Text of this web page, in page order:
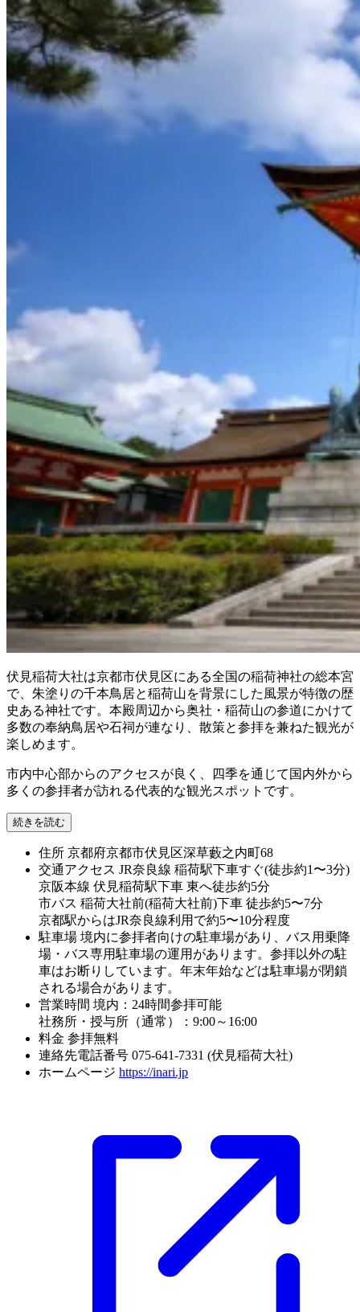
伏見稲荷大社は京都市伏見区にある全国の稲荷神社の総本宮
で、朱塗りの千本鳥居と稲荷山を背景にした風景が特徴の歴
史ある神社です。本殿周辺から奥社・稲荷山の参道にかけて
多数の奉納鳥居や石祠が連なり、散策と参拝を兼ねた観光が
楽しめます。
市内中心部からのアクセスが良く、四季を通じて国内外から
多くの参拝者が訪れる代表的な観光スポットです。
続きを読む
住所 京都府京都市伏見区深草藪之内町68
交通アクセス JR奈良線 稲荷駅下車すぐ(徒歩約1〜3分)
京阪本線 伏見稲荷駅下車 東へ徒歩約5分
市バス 稲荷大社前(稲荷大社前)下車 徒歩約5〜7分
京都駅からはJR奈良線利用で約5〜10分程度
駐車場 境内に参拝者向けの駐車場があり、バス用乗降
場・バス専用駐車場の運用があります。参拝以外の駐
車はお断りしています。年末年始などは駐車場が閉鎖
される場合があります。
営業時間 境内：24時間参拝可能
社務所・授与所（通常）：9:00～16:00
料金 参拝無料
連絡先電話番号 075-641-7331 (伏見稲荷大社)
ホームページ https://inari.jp